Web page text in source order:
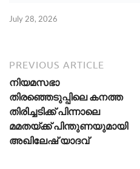
July 28, 2026
PREVIOUS ARTICLE
നിയമസഭാ
തിരഞ്ഞെടുപ്പിലെ കനത്ത
തിരിച്ചടിക്ക് പിന്നാലെ
മമതയ്ക്ക് പിന്തുണയുമായി
അഖിലേഷ് യാദവ്